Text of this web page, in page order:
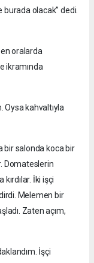
burada olacak” dedi.
oralarda
ikramında
Oysa kahvaltıyla
bir salonda koca bir
Domateslerin
İki işçi
Melemen bir
Zaten açım,
İşçi